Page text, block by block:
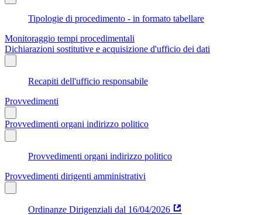
Tipologie di procedimento - in formato tabellare
Monitoraggio tempi procedimentali
Dichiarazioni sostitutive e acquisizione d'ufficio dei dati
Recapiti dell'ufficio responsabile
Provvedimenti
Provvedimenti organi indirizzo politico
Provvedimenti organi indirizzo politico
Provvedimenti dirigenti amministrativi
Ordinanze Dirigenziali dal 16/04/2026